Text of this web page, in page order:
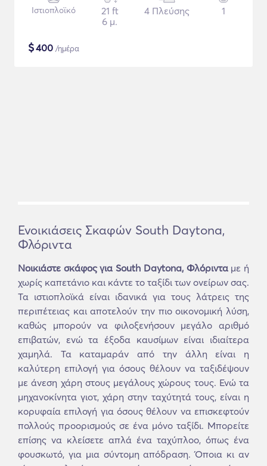
Ιστιοπλοϊκό
21 ft
6 μ.
4 Πλεύσης 1
$400 /ημέρα
Ενοικιάσεις Σκαφών South Daytona,
Φλόριντα
Νοικιάστε σκάφος για South Daytona, Φλόρινταμε ή
χωρίς καπετάνιο και κάντε το ταξίδι των ονείρων σας.
Τα ιστιοπλοϊκά είναι ιδανικά για τους λάτρεις της
περιπέτειας και αποτελούν την πιο οικονομική λύση,
καθώς μπορούν να φιλοξενήσουν μεγάλο αριθμό
επιβατών, ενώ τα έξοδα καυσίμων είναι ιδιαίτερα
χαμηλά. Τα καταμαράν από την άλλη είναι η
καλύτερη επιλογή για όσους θέλουν να ταξιδέψουν
με άνεση χάρη στους μεγάλους χώρους τους. Ενώ τα
μηχανοκίνητα γιοτ, χάρη στην ταχύτητά τους, είναι η
κορυφαία επιλογή για όσους θέλουν να επισκεφτούν
πολλούς προορισμούς σε ένα μόνο ταξίδι. Μπορείτε
επίσης να κλείσετε απλά ένα ταχύπλοο, όπως ένα
φουσκωτό, για μια σύντομη απόδραση. Όποια κι αν